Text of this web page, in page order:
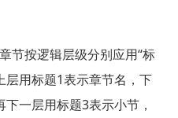
节按逻辑层级分别应用“标
层用标题1表示章节名，下
一层用标题3表示小节，